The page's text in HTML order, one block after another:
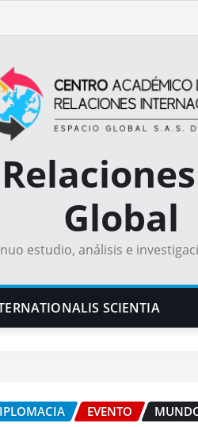
Global
estudio, análisis e
SCIENTIA
EVENTO